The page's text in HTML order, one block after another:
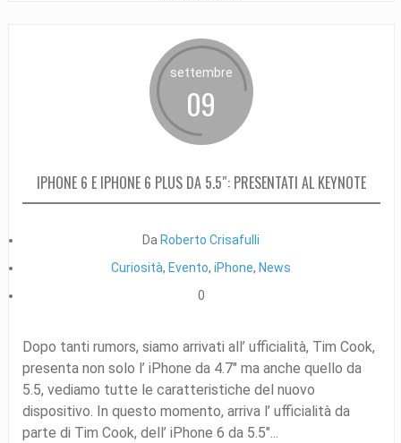
settembre
09
IPHONE 6 E IPHONE 6 PLUS DA 5.5″: PRESENTATI AL KEYNOTE
Da Roberto Crisafulli
Curiosità, Evento,iPhone, News
0
Dopo tanti rumors, siamo arrivati all’ ufficialità, Tim Cook,
presenta non solo l’ iPhone da 4.7″ ma anche quello da
5.5, vediamo tutte le caratteristiche del nuovo
dispositivo. In questo momento, arriva l’ ufficialità da
parte di Tim Cook, dell’ iPhone 6 da 5.5″...